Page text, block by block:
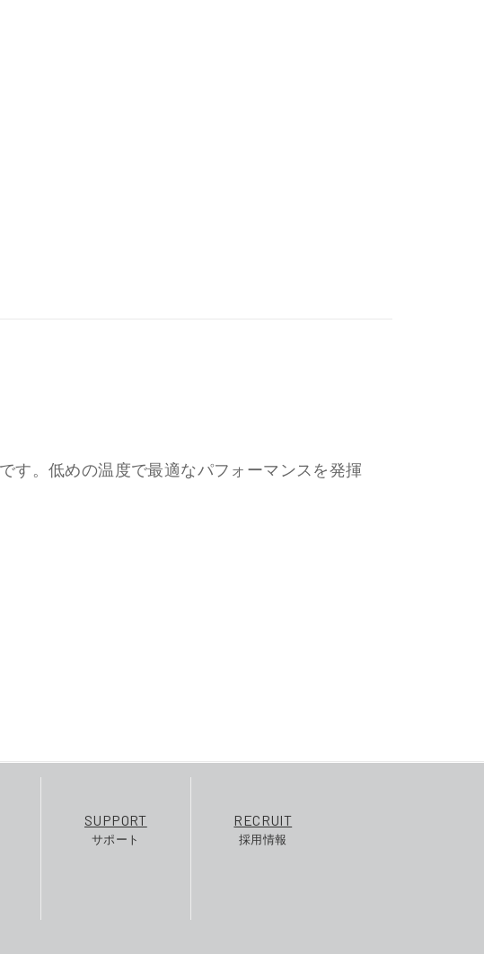
。低めの温度で最適なパフォーマンスを発揮
SUPPORT
サポート
RECRUIT
採用情報